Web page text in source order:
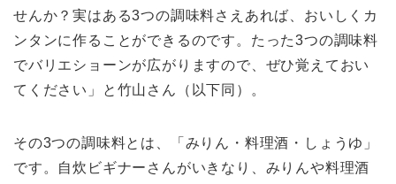
せんか？実はある3つの調味料さえあれば、おいしくカ
ンタンに作ることができるのです。たった3つの調味料
でバリエショーンが広がりますので、ぜひ覚えておい
てください」と竹山さん（以下同）。
その3つの調味料とは、「みりん・料理酒・しょうゆ」
です。自炊ビギナーさんがいきなり、みりんや料理酒